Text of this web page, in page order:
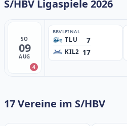
S/HBV Ligaspiele 2026
SO
09
AUG
4
BBVLFINAL
TLU 7
KIL2 17
17 Vereine im S/HBV